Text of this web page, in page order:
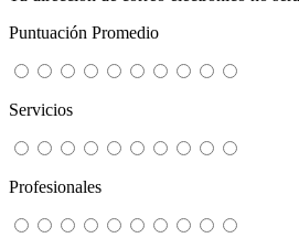
Puntuación Promedio
Servicios
Profesionales